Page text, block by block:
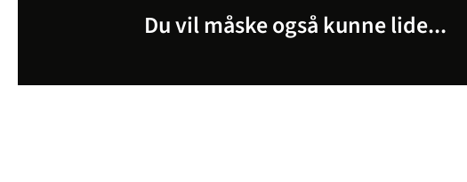
Du vil måske også kunne lide...